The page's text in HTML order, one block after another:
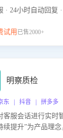
· 24小时自动回复
试用 已售2000+
明察质检
东 | 抖音 | 拼多多
客服会话进行实时
续提升”为产品理